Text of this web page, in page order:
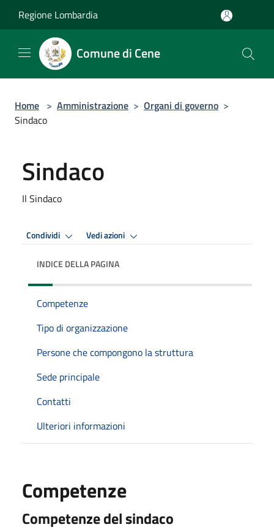
Regione Lombardia
Comune di Cene
Home > Amministrazione > Organi di governo >
Sindaco
Sindaco
Il Sindaco
Condividi Vedi azioni
INDICE DELLA PAGINA
Competenze
Tipo di organizzazione
Persone che compongono la struttura
Sede principale
Contatti
Ulteriori informazioni
Competenze
Competenze del sindaco